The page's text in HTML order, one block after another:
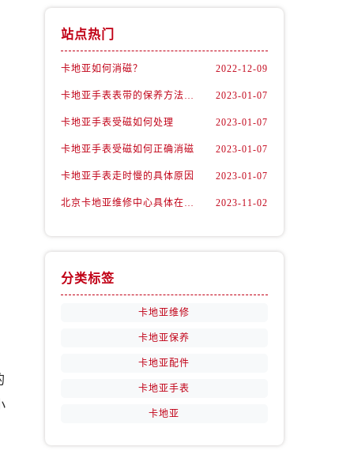
站点热门
卡地亚如何消磁？ 2022-12-09
卡地亚手表表带的保养方法有哪些？ 2023-01-07
卡地亚手表受磁如何处理 2023-01-07
卡地亚手表受磁如何正确消磁 2023-01-07
卡地亚手表走时慢的具体原因 2023-01-07
北京卡地亚维修中心具体在哪里？ 2023-11-02
分类标签
卡地亚维修
卡地亚保养
卡地亚配件
卡地亚手表
卡地亚